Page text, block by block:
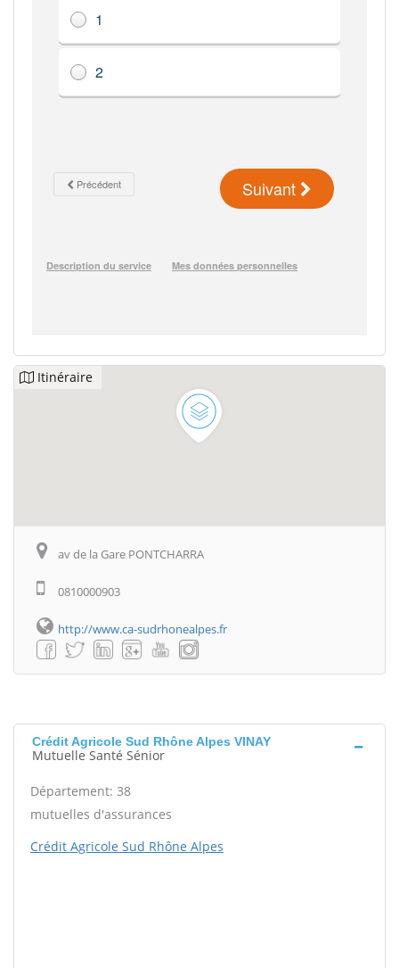
Itinéraire
av de la Gare PONTCHARRA
0810000903
http://www.ca-sudrhonealpes.fr
Crédit Agricole Sud Rhône Alpes VINAY
Mutuelle Santé Sénior
Département: 38
mutuelles d'assurances
Crédit Agricole Sud Rhône Alpes